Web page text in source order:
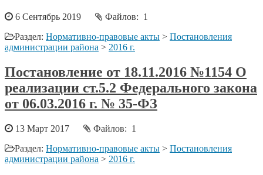
6 Сентябрь 2019
Файлов: 1
Раздел: Нормативно-правовые акты > Постановления
администрации района > 2016 г.
Постановление от 18.11.2016 №1154 О
реализации ст.5.2 Федерального закона
от 06.03.2016 г. № 35-ФЗ
13 Март 2017
Файлов: 1
Раздел: Нормативно-правовые акты > Постановления
администрации района > 2016 г.